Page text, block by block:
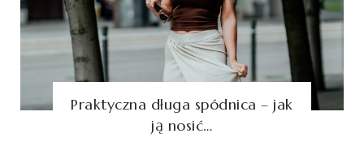
Praktyczna długa spódnica – jak
ją nosić…